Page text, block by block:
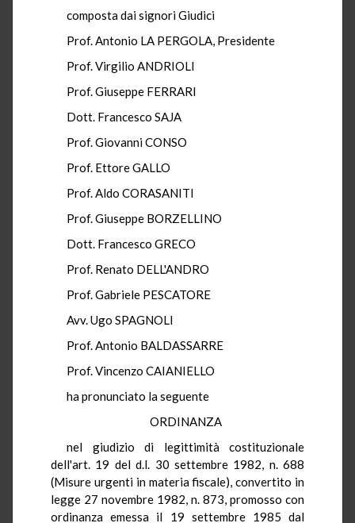
composta dai signori Giudici
Prof. Antonio LA PERGOLA, Presidente
Prof. Virgilio ANDRIOLI
Prof. Giuseppe FERRARI
Dott. Francesco SAJA
Prof. Giovanni CONSO
Prof. Ettore GALLO
Prof. Aldo CORASANITI
Prof. Giuseppe BORZELLINO
Dott. Francesco GRECO
Prof. Renato DELL'ANDRO
Prof. Gabriele PESCATORE
Avv. Ugo SPAGNOLI
Prof. Antonio BALDASSARRE
Prof. Vincenzo CAIANIELLO
ha pronunciato la seguente
ORDINANZA
nel giudizio di legittimità costituzionale
dell'art. 19 del d.l. 30 settembre 1982, n. 688
(Misure urgenti in materia fiscale), convertito in
legge 27 novembre 1982, n. 873, promosso con
ordinanza emessa il 19 settembre 1985 dal